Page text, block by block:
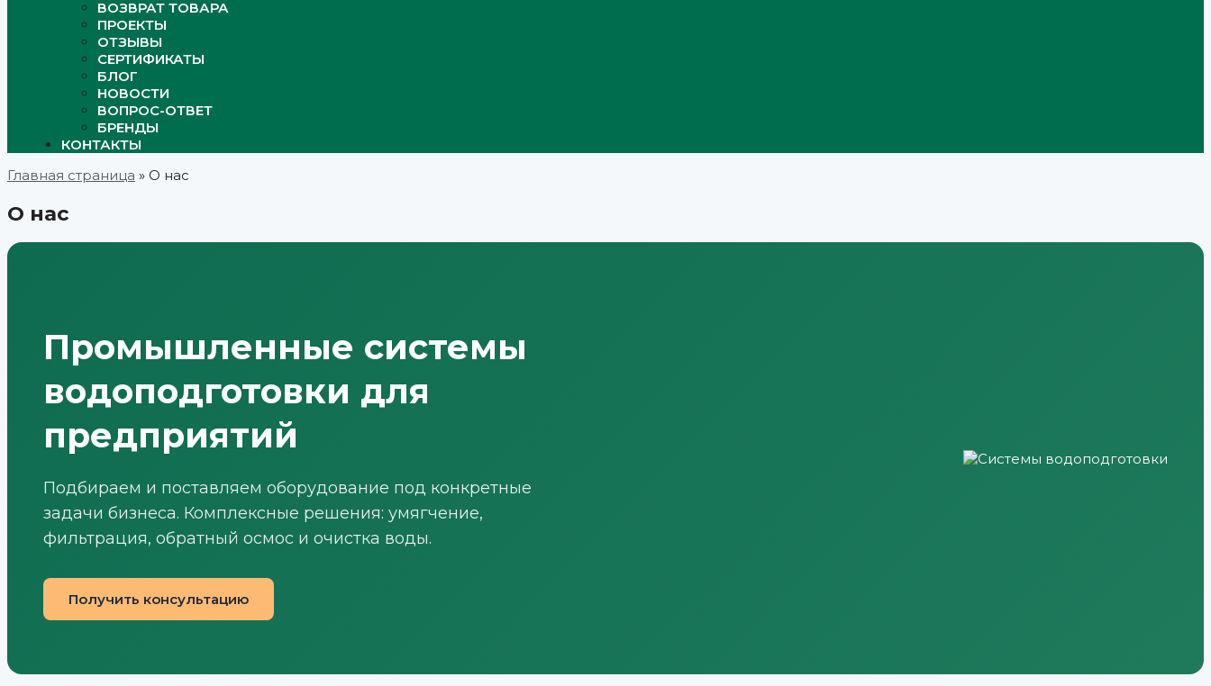
ВОЗВРАТ ТОВАРА
ПРОЕКТЫ
ОТЗЫВЫ
СЕРТИФИКАТЫ
БЛОГ
НОВОСТИ
ВОПРОС-ОТВЕТ
БРЕНДЫ
КОНТАКТЫ
Главная страница » О нас
О нас
Промышленные системы
водоподготовки для
предприятий
Подбираем и поставляем оборудование под конкретные
задачи бизнеса. Комплексные решения: умягчение,
фильтрация, обратный осмос и очистка воды.
Получить консультацию